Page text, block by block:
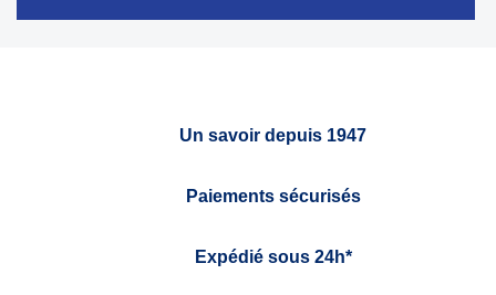
Un savoir depuis 1947
Paiements sécurisés
Expédié sous 24h*